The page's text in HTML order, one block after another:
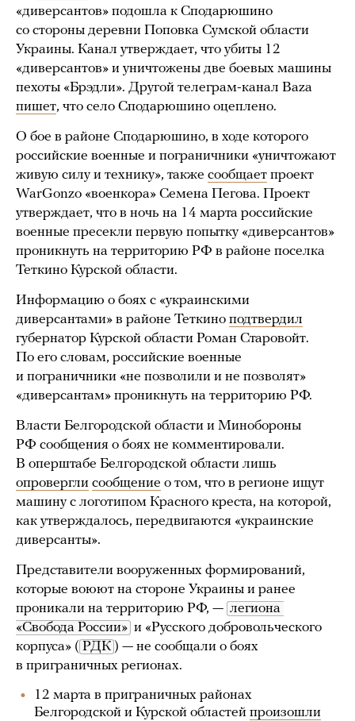
«диверсантов» подошла к Сподарюшино
со стороны деревни Поповка Сумской области
Украины. Канал утверждает, что убиты 12
«диверсантов» и уничтожены две боевых машины
пехоты «Брэдли». Другой телеграм-канал Baza
пишет, что село Сподарюшино оцеплено.
О бое в районе Сподарюшино, в ходе которого
российские военные и пограничники «уничтожают
живую силу и технику», также сообщает проект
WarGonzo «военкора» Семена Пегова. Проект
утверждает, что в ночь на 14 марта российские
военные пресекли первую попытку «диверсантов»
проникнуть на территорию РФ в районе поселка
Теткино Курской области.
Информацию о боях с «украинскими
диверсантами» в районе Теткино подтвердил
губернатор Курской области Роман Старовойт.
По его словам, российские военные
и пограничники «не позволили и не позволят»
«диверсантам» проникнуть на территорию РФ.
Власти Белгородской области и Минобороны
РФ сообщения о боях не комментировали.
В оперштабе Белгородской области лишь
опровергли сообщение о том, что в регионе ищут
машину с логотипом Красного креста, на которой,
как утверждалось, передвигаются «украинские
диверсанты».
Представители вооруженных формирований,
которые воюют на стороне Украины и ранее
проникали на территорию РФ, — легиона
«Свобода России» и «Русского добровольческого
корпуса» ( РДК ) — не сообщали о боях
в приграничных регионах.
12 марта в приграничных районах
Белгородской и Курской областей произошли